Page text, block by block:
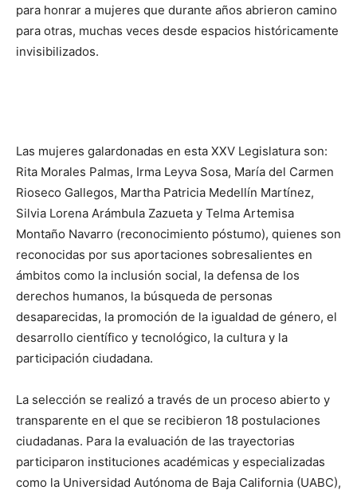
para honrar a mujeres que durante años abrieron camino
para otras, muchas veces desde espacios históricamente
invisibilizados.
Las mujeres galardonadas en esta XXV Legislatura son:
Rita Morales Palmas, Irma Leyva Sosa, María del Carmen
Rioseco Gallegos, Martha Patricia Medellín Martínez,
Silvia Lorena Arámbula Zazueta y Telma Artemisa
Montaño Navarro (reconocimiento póstumo), quienes son
reconocidas por sus aportaciones sobresalientes en
ámbitos como la inclusión social, la defensa de los
derechos humanos, la búsqueda de personas
desaparecidas, la promoción de la igualdad de género, el
desarrollo científico y tecnológico, la cultura y la
participación ciudadana.
La selección se realizó a través de un proceso abierto y
transparente en el que se recibieron 18 postulaciones
ciudadanas. Para la evaluación de las trayectorias
participaron instituciones académicas y especializadas
como la Universidad Autónoma de Baja California (UABC),